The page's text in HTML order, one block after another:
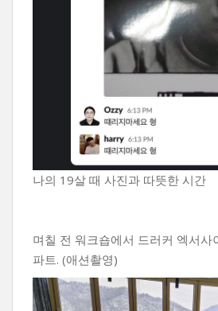
나의 19살 때 사진과 따뜻한 시간
며칠 전 워크숍에서 드러커 엑서사
파트. (애션촬영)